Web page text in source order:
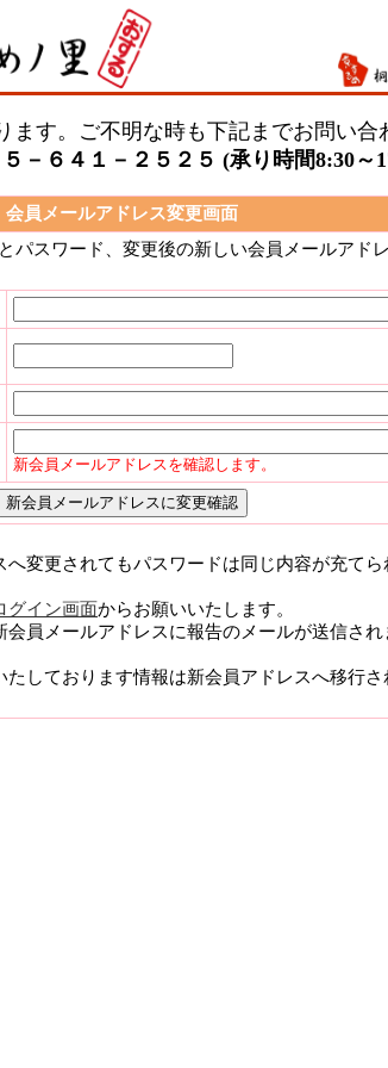
す。ご不明な時も下記までお問い合
－６４１－２５２５ (承り時間8:30～
会員メールアドレス変更画面
パスワード、変更後の新しい会員メールアド
新会員メールアドレスを確認します。
変更されてもパスワードは同じ内容が充てら
グイン画面からお願いいたします。
員メールアドレスに報告のメールが送信され
しております情報は新会員アドレスへ移行さ